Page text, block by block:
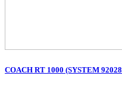
COACH RT 1000 (SYSTEM